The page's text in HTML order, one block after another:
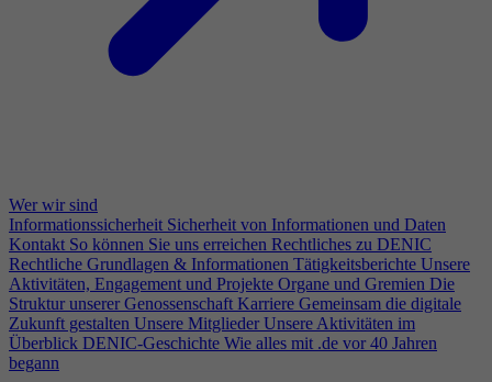
Wer wir sind
Informationssicherheit Sicherheit von Informationen und Daten
Kontakt So können Sie uns erreichen Rechtliches zu DENIC
Rechtliche Grundlagen & Informationen Tätigkeitsberichte Unsere
Aktivitäten, Engagement und Projekte Organe und Gremien Die
Struktur unserer Genossenschaft Karriere Gemeinsam die digitale
Zukunft gestalten Unsere Mitglieder Unsere Aktivitäten im
Überblick DENIC-Geschichte Wie alles mit .de vor 40 Jahren
begann